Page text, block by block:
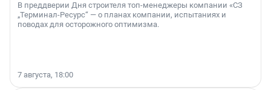
В преддверии Дня строителя топ-менеджеры компании «СЗ
„Терминал-Ресурс“ — о планах компании, испытаниях и
поводах для осторожного оптимизма.
7 августа, 18:00